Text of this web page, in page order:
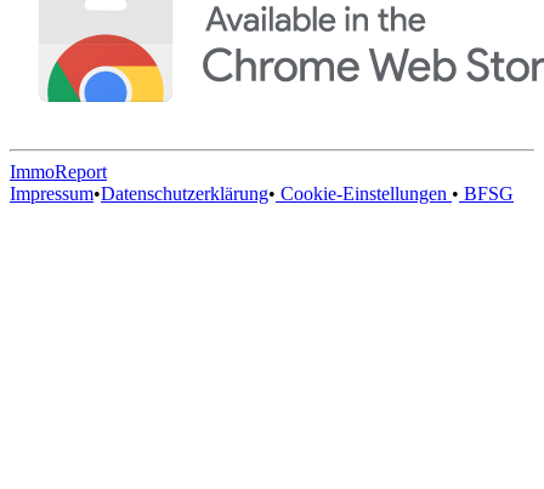
ImmoReport
Impressum•Datenschutzerklärung• Cookie-Einstellungen • BFSG